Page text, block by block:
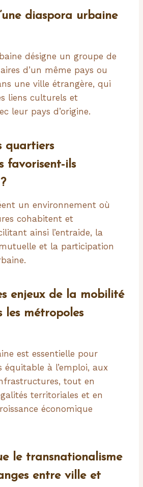
diaspora urbaine
désigne un groupe de
d’un même pays ou
une ville étrangère, qui
liens culturels et
leur pays d’origine.
quartiers
favorisent-ils
un environnement où
cohabitent et
ainsi l’entraide, la
et la participation
enjeux de la mobilité
les métropoles
est essentielle pour
équitable à l’emploi, aux
tout en
territoriales et en
économique
le transnationalisme
entre ville et